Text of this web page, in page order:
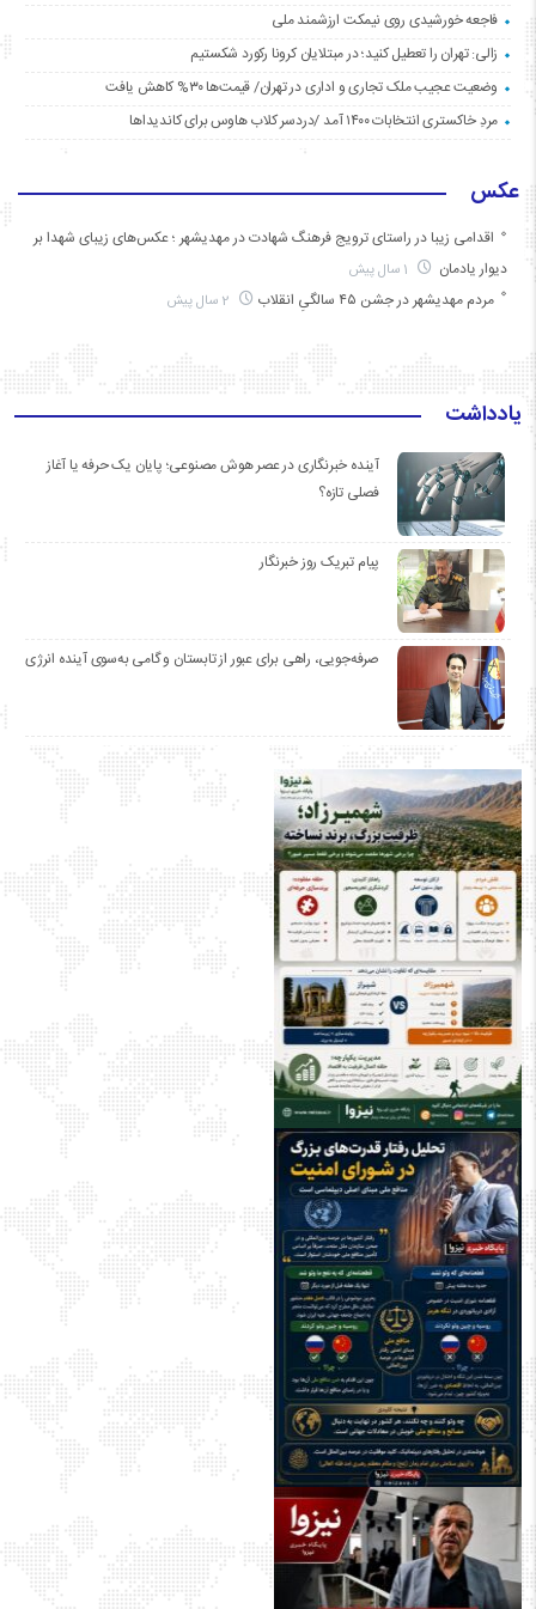
فاجعه خورشیدی روی نیمکت ارزشمند ملی
زالی: تهران را تعطیل کنید؛ در مبتلایان کرونا رکورد شکستیم
وضعیت عجیب ملک تجاری و اداری در تهران/ قیمت‌ها ۳۰% کاهش یافت
مردِ خاکستری انتخابات ۱۴۰۰ آمد /دردسر کلاب هاوس برای کاندیداها
عکس
اقدامی زیبا در راستای ترویج فرهنگ شهادت در مهدیشهر ؛ عکس‌های زیبای شهدا بر
دیوار یادمان
مردم مهدیشهر در جشن ۴۵ سالگیِ انقلاب
یادداشت
آینده خبرنگاری در عصر هوش مصنوعی؛ پایان یک حرفه یا آغاز
فصلی تازه؟
پیام تبریک روز خبرنگار
صرفه‌جویی، راهی برای عبور از تابستان و گامی به‌سوی آینده انرژی